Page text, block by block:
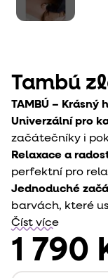
Tambú
TAMBÚ –
Univerzální pro
začátečníky i
Relaxace a
perfektní pro
Jednoduché
barvách, které
Číst více
1 790